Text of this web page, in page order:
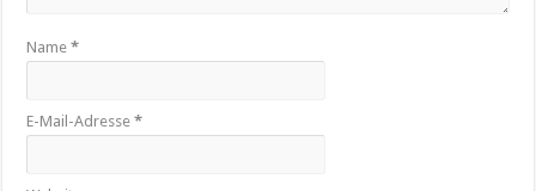
Name*
E-Mail-Adresse*